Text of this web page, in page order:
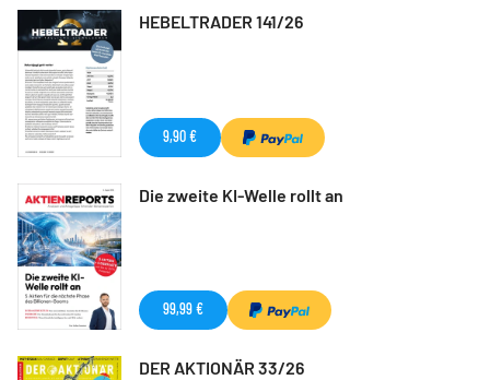
HEBELTRADER 141/26
9,90 €
Die zweite KI-Welle rollt an
99,99 €
DER AKTIONÄR 33/26